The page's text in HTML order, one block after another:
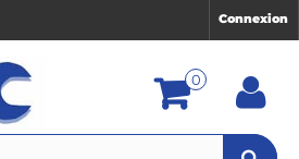
Connexion
0